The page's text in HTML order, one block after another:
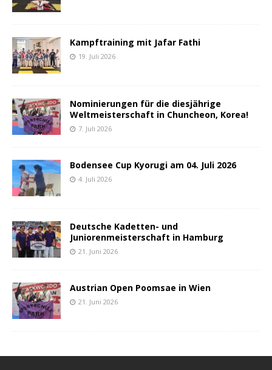
Kampftraining mit Jafar Fathi
19. Juli 2026
Nominierungen für die diesjährige
Weltmeisterschaft in Chuncheon, Korea!
7. Juli 2026
Bodensee Cup Kyorugi am 04. Juli 2026
4. Juli 2026
Deutsche Kadetten- und
Juniorenmeisterschaft in Hamburg
21. Juni 2026
Austrian Open Poomsae in Wien
21. Juni 2026